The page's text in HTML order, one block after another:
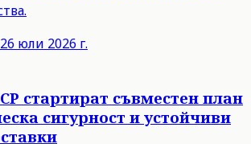
26 юли 2026 г.
стартират съвместен план
сигурност и устойчиви